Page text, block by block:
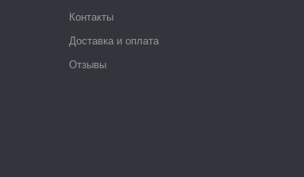
Контакты
Доставка и оплата
Отзывы